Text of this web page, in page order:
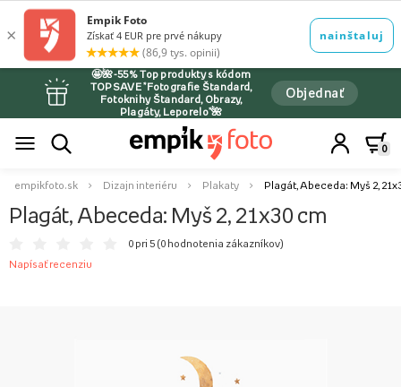
🤩🌺-55% Top produkty s kódom
TOPSAVE *Fotografie Štandard,
Fotoknihy Štandard, Obrazy,
Plagáty, Leporelo*🌺
Objednať
0
empikfoto.sk Dizajn interiéru Plakaty Plagát, Abeceda: Myš 2,
Plagát, Abeceda: Myš 2, 21x30 cm
0 pri 5 (0 hodnotenia zákazníkov)
Napísať recenziu